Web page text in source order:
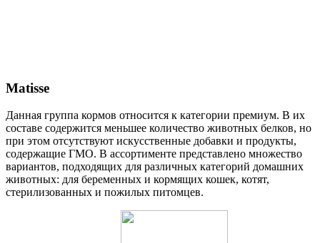
Matisse
Данная группа кормов относится к категории премиум. В их
составе содержится меньшее количество животных белков, но
при этом отсутствуют искусственные добавки и продукты,
содержащие ГМО. В ассортименте представлено множество
вариантов, подходящих для различных категорий домашних
животных: для беременных и кормящих кошек, котят,
стерилизованных и пожилых питомцев.